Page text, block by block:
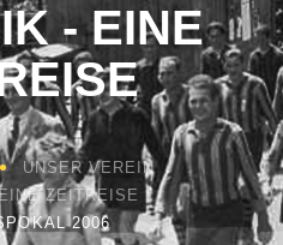
- EINE
UNSER VEREIN
ZEITREISE
2006